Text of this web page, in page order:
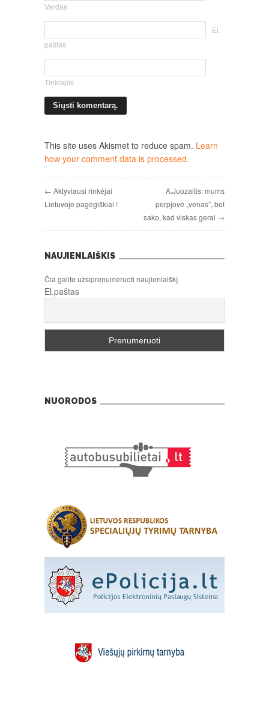
Vardas
El.
paštas
Tinklapis
This site uses Akismet to reduce spam. Learn
how your comment data is processed.
← Aktyviausi rinkėjai
Lietuvoje pagėgiškiai !
A.Juozaitis: mums
perpjovė „venas”, bet
sako, kad viskas gerai →
NAUJIENLAIŠKIS
Čia galite užsiprenumeruoti naujienlaiškį.
El.paštas
NUORODOS